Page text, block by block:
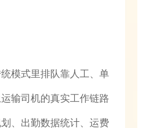
模式里排队靠人工、单
输司机的真实工作链路
、出勤数据统计、运费